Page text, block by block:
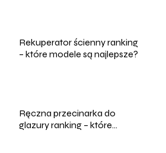
Rekuperator ścienny ranking
– które modele są najlepsze?
Ręczna przecinarka do
glazury ranking – które